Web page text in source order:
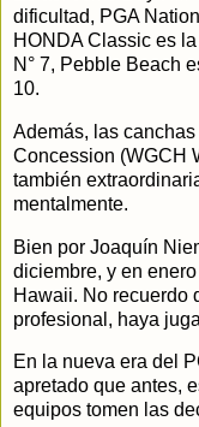
dificultad, PGA
HONDA Classic es
N° 7, Pebble Beach
10.
Además, las
Concession (WGCH
también
mentalmente.
Bien por Joaquín
diciembre, y en
Hawaii. No recuerdo
profesional, haya
En la nueva era del
apretado que antes,
equipos tomen las